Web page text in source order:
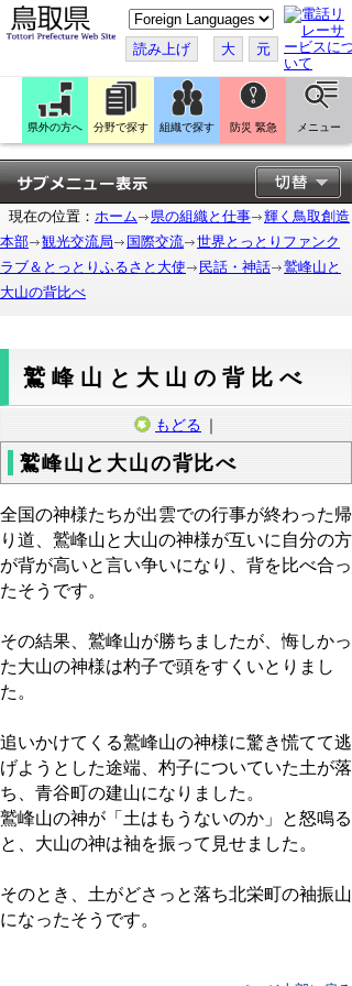
こ
の
ペ
ー
ジ
翻
訳
す
る
読み上げ 大 元
県外の方へ 分野で探す 組織で探す 防災 緊急 メニュー
現在の位置： ホーム 県の組織と仕事
輝く鳥取創造
本部
観光交流局 国際交流
世界とっとりファンク
ラブ＆とっとりふるさと大使
民話・神話
鷲峰山と
大山の背比べ
鷲峰山と大山の背比べ
もどる ｜
鷲峰山と大山の背比べ
全国の神様たちが出雲での行事が終わった帰
り道、鷲峰山と大山の神様が互いに自分の方
が背が高いと言い争いになり、背を比べ合っ
たそうです。
その結果、鷲峰山が勝ちましたが、悔しかっ
た大山の神様は杓子で頭をすくいとりまし
た。
追いかけてくる鷲峰山の神様に驚き慌てて逃
げようとした途端、杓子についていた土が落
ち、青谷町の建山になりました。
鷲峰山の神が「土はもうないのか」と怒鳴る
と、大山の神は袖を振って見せました。
そのとき、土がどさっと落ち北栄町の袖振山
になったそうです。